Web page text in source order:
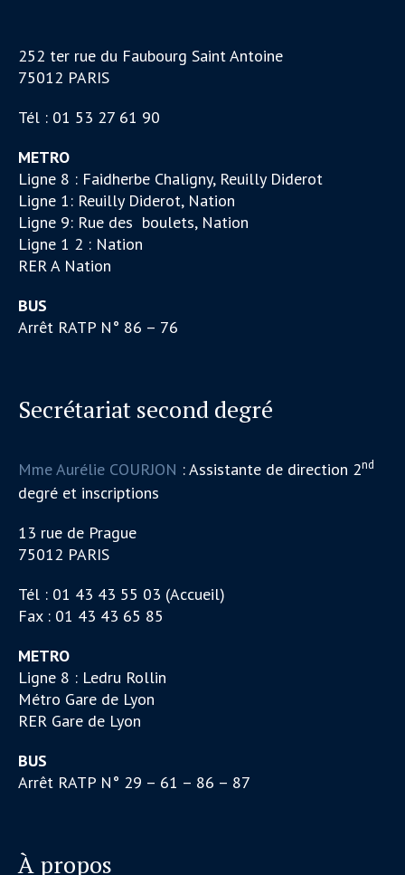
252 ter rue du Faubourg Saint Antoine
75012 PARIS
Tél : 01 53 27 61 90
METRO
Ligne 8 : Faidherbe Chaligny, Reuilly Diderot
Ligne 1: Reuilly Diderot, Nation
Ligne 9: Rue des boulets, Nation
Ligne 1 2 : Nation
RER A Nation
BUS
Arrêt RATP N° 86 – 76
Secrétariat second degré
Mme Aurélie COURJON : Assistante de direction 2nd
degré et inscriptions
13 rue de Prague
75012 PARIS
Tél : 01 43 43 55 03 (Accueil)
Fax : 01 43 43 65 85
METRO
Ligne 8 : Ledru Rollin
Métro Gare de Lyon
RER Gare de Lyon
BUS
Arrêt RATP N° 29 – 61 – 86 – 87
À propos